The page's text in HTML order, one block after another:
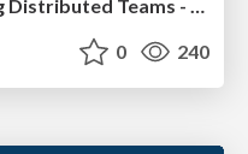
Agile Actions for Facilitating Distributed Teams - ADO2019
0 240